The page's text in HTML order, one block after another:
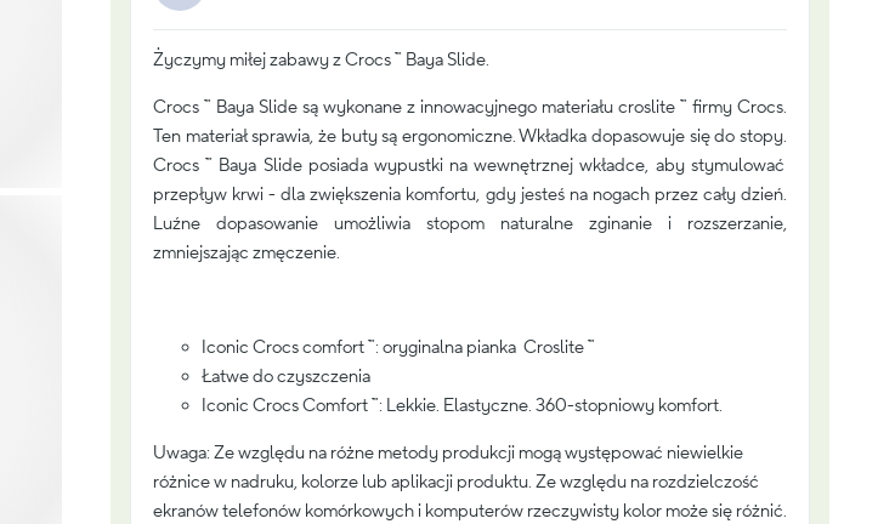
Życzymy miłej zabawy z Crocs ™ Baya Slide.
Crocs ™ Baya Slide są wykonane z innowacyjnego materiału croslite ™ firmy Crocs.
Ten materiał sprawia, że buty są ergonomiczne.Wkładka dopasowuje się do stopy.
Crocs ™ Baya Slide posiada wypustki na wewnętrznej wkładce, aby stymulować
przepływ krwi - dla zwiększenia komfortu, gdy jesteś na nogach przez cały dzień.
Luźne dopasowanie umożliwia stopom naturalne zginanie i rozszerzanie,
zmniejszając zmęczenie.
Iconic Crocs comfort ™: oryginalna pianka Croslite ™
Łatwe do czyszczenia
Iconic Crocs Comfort ™: Lekkie. Elastyczne. 360-stopniowy komfort.
Uwaga: Ze względu na różne metody produkcji mogą występować niewielkie
różnice w nadruku, kolorze lub aplikacji produktu. Ze względu na rozdzielczość
ekranów telefonów komórkowych i komputerów rzeczywisty kolor może się różnić.